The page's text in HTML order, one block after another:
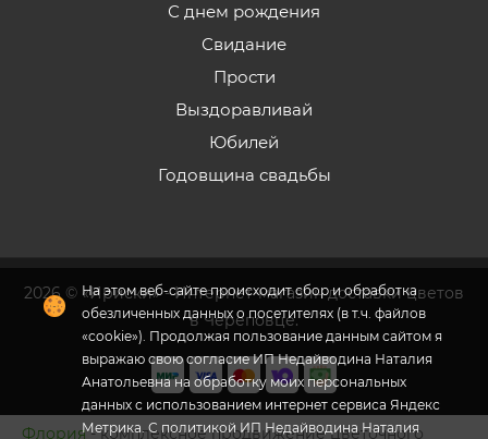
На этом веб-сайте происходит сбор и обработка
обезличенных данных о посетителях (в т.ч. файлов
«cookie»). Продолжая пользование данным сайтом я
выражаю свою согласие ИП Недайводина Наталия
Анатольевна на обработку моих персональных
данных с использованием интернет сервиса Яндекс
Метрика. С политикой ИП Недайводина Наталия
С днем рождения
Свидание
Прости
Выздоравливай
Юбилей
Годовщина свадьбы
2026 © «Ириски» - Интернет-магазин доставки цветов
в Череповце.
Флория- комплексное продвижение цветочного